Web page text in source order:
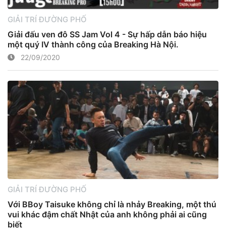
GIẢI TRÍ ĐƯỜNG PHỐ
Giải đấu ven đô SS Jam Vol 4 - Sự hấp dẫn báo hiệu
một quý IV thành công của Breaking Hà Nội.
22/09/2020
GIẢI TRÍ ĐƯỜNG PHỐ
Với BBoy Taisuke không chỉ là nhảy Breaking, một thú
vui khác đậm chất Nhật của anh không phải ai cũng
biết